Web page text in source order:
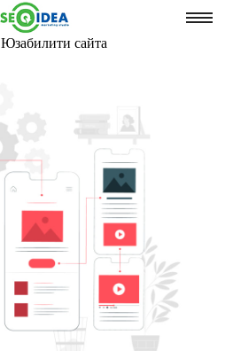
Юзабилити сайта